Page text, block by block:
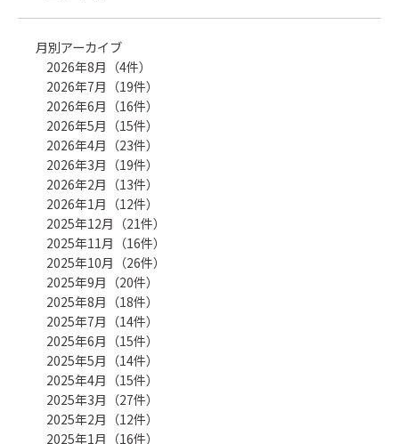
月別アーカイブ
2026年8月（4件）
2026年7月（19件）
2026年6月（16件）
2026年5月（15件）
2026年4月（23件）
2026年3月（19件）
2026年2月（13件）
2026年1月（12件）
2025年12月（21件）
2025年11月（16件）
2025年10月（26件）
2025年9月（20件）
2025年8月（18件）
2025年7月（14件）
2025年6月（15件）
2025年5月（14件）
2025年4月（15件）
2025年3月（27件）
2025年2月（12件）
2025年1月（16件）